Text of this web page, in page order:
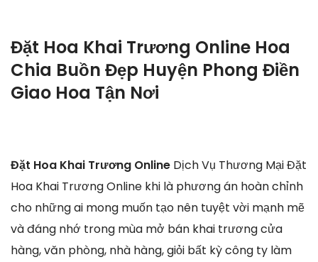
Đặt Hoa Khai Trương Online Hoa
Chia Buồn Đẹp Huyện Phong Điền
Giao Hoa Tận Nơi
Đặt Hoa Khai Trương Online Dịch Vụ Thương Mại Đặt
Hoa Khai Trương Online khi là phương án hoàn chỉnh
cho những ai mong muốn tạo nên tuyệt vời mạnh mẽ
và đáng nhớ trong mùa mở bán khai trương cửa
hàng, văn phòng, nhà hàng, giỏi bất kỳ công ty làm